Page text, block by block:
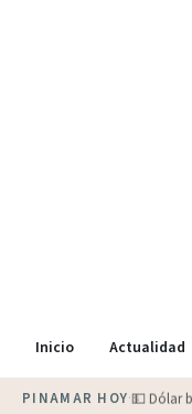
Inicio Actualidad
PINAMAR HOY·💵 Dólar